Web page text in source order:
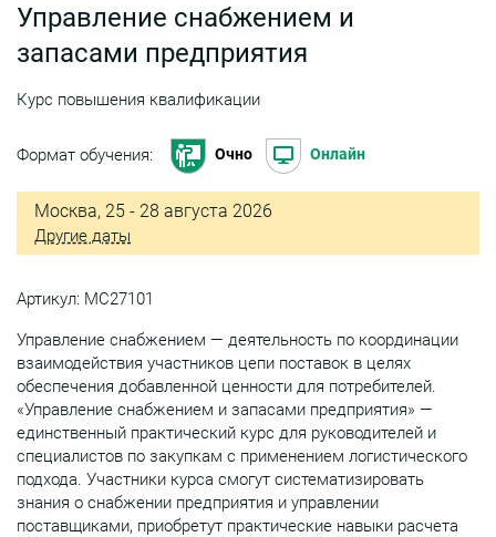
Управление снабжением и
запасами предприятия
Курс повышения квалификации
Формат обучения: Очно Онлайн
Москва, 25 - 28 августа 2026
Другие даты
Артикул: МС27101
Управление снабжением — деятельность по координации
взаимодействия участников цепи поставок в целях
обеспечения добавленной ценности для потребителей.
«Управление снабжением и запасами предприятия» —
единственный практический курс для руководителей и
специалистов по закупкам с применением логистического
подхода. Участники курса смогут систематизировать
знания о снабжении предприятия и управлении
поставщиками, приобретут практические навыки расчета
конфиденциальности
Заказать